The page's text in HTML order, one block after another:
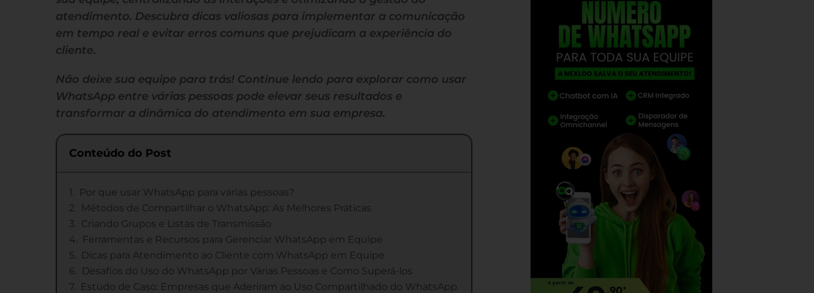
atendimento. Descubra dicas valiosas para implementar a comunicação
em tempo real e evitar erros comuns que prejudicam a experiência do
cliente.
Não deixe sua equipe para trás! Continue lendo para explorar como usar
WhatsApp entre várias pessoas pode elevar seus resultados e
transformar a dinâmica do atendimento em sua empresa.
Conteúdo do Post
Por que usar WhatsApp para várias pessoas?
Métodos de Compartilhar o WhatsApp: As Melhores Práticas
Criando Grupos e Listas de Transmissão
Ferramentas e Recursos para Gerenciar WhatsApp em Equipe
Dicas para Atendimento ao Cliente com WhatsApp em Equipe
Desafios do Uso do WhatsApp por Várias Pessoas e Como Superá-los
Estudo de Caso: Empresas que Aderiram ao Uso Compartilhado do WhatsApp